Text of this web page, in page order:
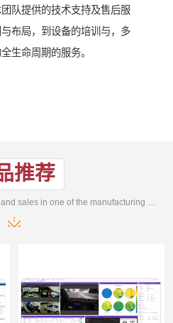
队提供的技术支持及售后服
布局，到设备的培训与，多
生命周期的服务。
推荐
Development, design, production and sales in one of the manufacturing enterprises